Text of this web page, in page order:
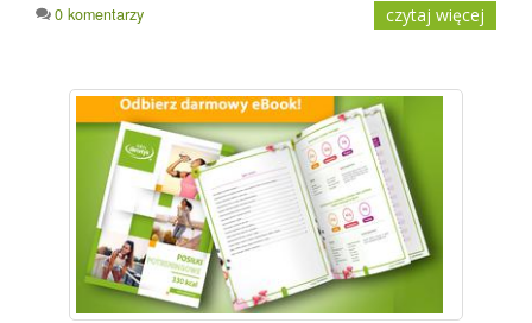
0 komentarzy
czytaj więcej